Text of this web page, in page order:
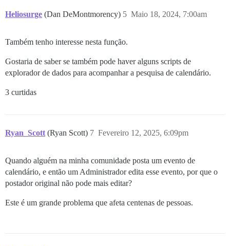
Heliosurge (Dan DeMontmorency) Maio 18, 2024, 7:00am
5
Também tenho interesse nesta função.
Gostaria de saber se também pode haver alguns scripts de
explorador de dados para acompanhar a pesquisa de calendário.
3 curtidas
Ryan_Scott (Ryan Scott) Fevereiro 12, 2025, 6:09pm
7
Quando alguém na minha comunidade posta um evento de
calendário, e então um Administrador edita esse evento, por que o
postador original não pode mais editar?
Este é um grande problema que afeta centenas de pessoas.